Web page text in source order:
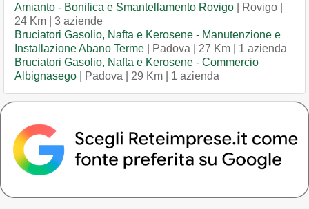
Amianto - Bonifica e Smantellamento Rovigo | Rovigo |
24 Km | 3 aziende
Bruciatori Gasolio, Nafta e Kerosene - Manutenzione e
Installazione Abano Terme | Padova | 27 Km | 1 azienda
Bruciatori Gasolio, Nafta e Kerosene - Commercio
Albignasego | Padova | 29 Km | 1 azienda